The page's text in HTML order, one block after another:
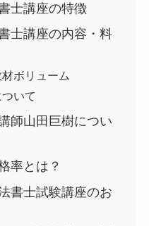
士講座の特徴
士講座の内容・料
ボリューム
いて
師山田巨樹につい
率とは？
書士試験講座のお